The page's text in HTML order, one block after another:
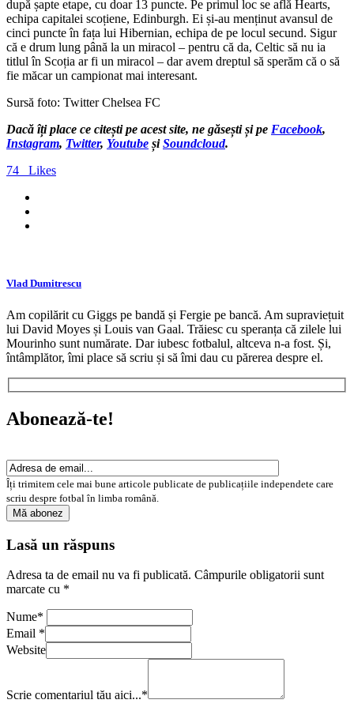
după șapte etape, cu doar 13 puncte. Pe primul loc se află Hearts,
echipa capitalei scoțiene, Edinburgh. Ei și-au menținut avansul de
cinci puncte în fața lui Hibernian, echipa de pe locul secund. Sigur
că e drum lung până la un miracol – pentru că da, Celtic să nu ia
titlul în Scoția ar fi un miracol – dar avem dreptul să sperăm că o să
fie măcar un campionat mai interesant.
Sursă foto: Twitter Chelsea FC
Dacă îți place ce citești pe acest site, ne găsești și pe Facebook,
Instagram, Twitter, Youtube șiSoundcloud.
74
Likes
Vlad Dumitrescu
Am copilărit cu Giggs pe bandă și Fergie pe bancă. Am supraviețuit
lui David Moyes și Louis van Gaal. Trăiesc cu speranța că zilele lui
Mourinho sunt numărate. Dar iubesc fotbalul, altceva n-a fost. Și,
întâmplător, îmi place să scriu și să îmi dau cu părerea despre el.
Abonează-te!
Îți trimitem cele mai bune articole publicate de publicațiile independete care
scriu despre fotbal în limba română.
Lasă un răspuns
Adresa ta de email nu va fi publicată. Câmpurile obligatorii sunt
marcate cu *
Nume*
Email *
Website
Scrie comentariul tău aici...*